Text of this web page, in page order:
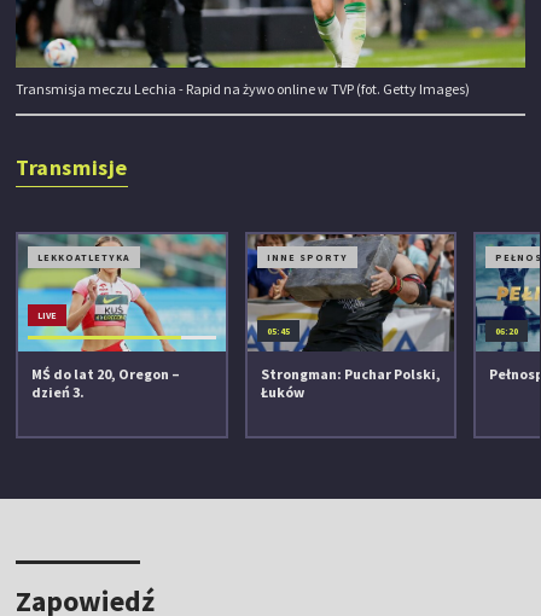
Transmisja meczu Lechia - Rapid na żywo online w TVP (fot. Getty Images)
Transmisje
LEKKOATLETYKA
LIVE
MŚ do lat 20, Oregon –
dzień 3.
INNE SPORTY
05:45
Strongman: Puchar Polski,
Łuków
06:20
Zapowiedź